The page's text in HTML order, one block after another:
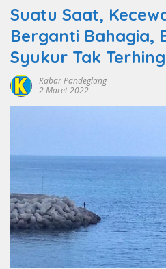
Suatu Saat,
Berganti Bahagia,
Syukur Tak
Kabar Pandeglang
2 Maret 2022